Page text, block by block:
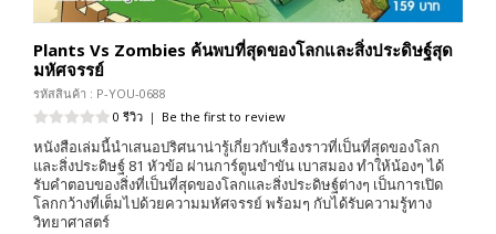
Plants Vs Zombies ค้นพบที่สุดของโลกและสิ่งประดิษฐ์สุด
มหัศจรรย์
รหัสสินค้า : P-YOU-0688
0 รีวิว | Be the first to review
หนังสือเล่มนี้นำเสนอปริศนาน่ารู้เกี่ยวกับเรื่องราวที่เป็นที่สุดของโลก
และสิ่งประดิษฐ์ 81 หัวข้อ ผ่านการ์ตูนขำขัน เบาสมอง ทำให้น้องๆ ได้
รับคำตอบของสิ่งที่เป็นที่สุดของโลกและสิ่งประดิษฐ์ต่างๆ เป็นการเปิด
โลกกว้างที่เต็มไปด้วยความมหัศจรรย์ พร้อมๆ กับได้รับความรู้ทาง
วิทยาศาสตร์